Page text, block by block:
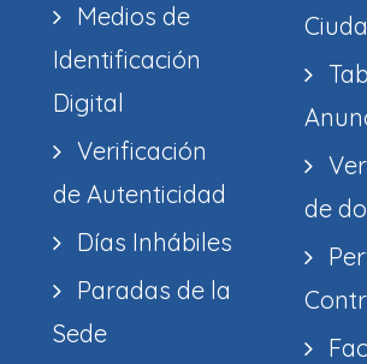
Medios de
Identificación
Digital
Verificación
de Autenticidad
Días Inhábiles
Paradas de la
Sede
de